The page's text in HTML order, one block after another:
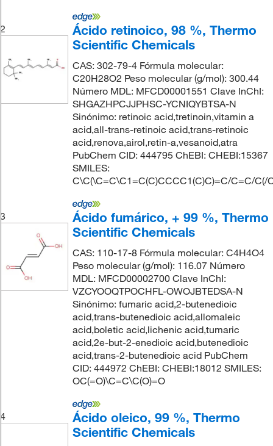
2
Ácido retinoico, 98 %, Thermo
Scientific Chemicals
CAS: 302-79-4 Fórmula molecular:
C20H28O2 Peso molecular (g/mol): 300.44
Número MDL: MFCD00001551 Clave InChI:
SHGAZHPCJJPHSC-YCNIQYBTSA-N
Sinónimo: retinoic acid,tretinoin,vitamin a
acid,all-trans-retinoic acid,trans-retinoic
acid,renova,airol,retin-a,vesanoid,atra
PubChem CID: 444795 ChEBI: CHEBI:15367
SMILES:
C\C(\C=C\C1=C(C)CCCC1(C)C)=C/C=C/C(/
3
Ácido fumárico, + 99 %, Thermo
Scientific Chemicals
CAS: 110-17-8 Fórmula molecular: C4H4O4
Peso molecular (g/mol): 116.07 Número
MDL: MFCD00002700 Clave InChI:
VZCYOOQTPOCHFL-OWOJBTEDSA-N
Sinónimo: fumaric acid,2-butenedioic
acid,trans-butenedioic acid,allomaleic
acid,boletic acid,lichenic acid,tumaric
acid,2e-but-2-enedioic acid,butenedioic
acid,trans-2-butenedioic acid PubChem
CID: 444972 ChEBI: CHEBI:18012 SMILES:
OC(=O)\C=C\C(O)=O
4
Ácido oleico, 99 %, Thermo
Scientific Chemicals